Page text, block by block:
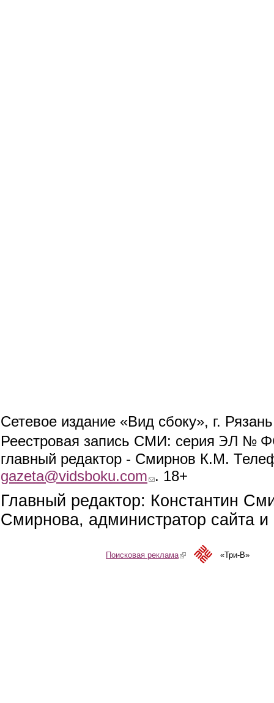
Сетевое издание «Вид сбоку», г.
Реестровая запись СМИ: серия ЭЛ №
главный редактор - Смирнов К.М.
gazeta@vidsboku.com (link sends e-mail)
. 18+
Главный редактор: Константин
Смирнова, администратор сайта
Поисковая реклама(link is external)«Три-В»